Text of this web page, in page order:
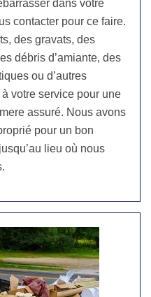
dans votre
contacter pour ce faire.
des gravats, des
débris d’amiante, des
ou d’autres
votre service pour une
assuré. Nous avons
pour un bon
lieu où nous